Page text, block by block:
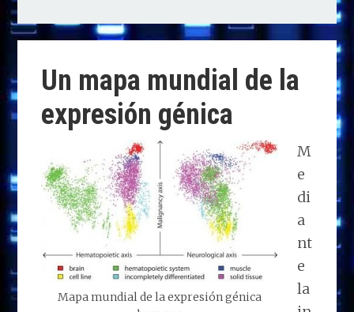
Un mapa mundial de la
expresión génica
Mapa mundial de la expresión génica
M
e
di
a
nt
e
la